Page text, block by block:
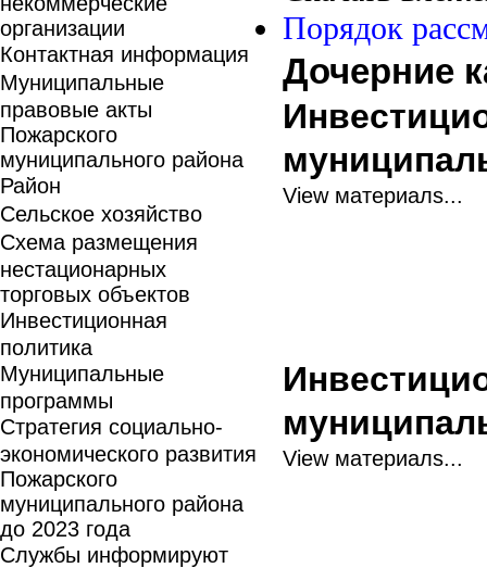
организации
Контактная информация
Муниципальные
правовые акты
Пожарского
муниципального района
Район
Сельское хозяйство
Схема размещения
нестационарных
торговых объектов
Инвестиционная
политика
Муниципальные
программы
Стратегия социально-
экономического развития
Пожарского
муниципального района
до 2023 года
Службы информируют
Порядок
Дочерние
View материалs...
View материалs...